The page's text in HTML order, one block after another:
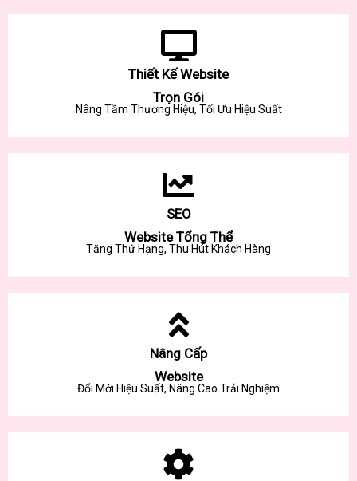
Thiết Kế Website
Trọn Gói
Nâng Tầm Thương Hiệu, Tối Ưu Hiệu Suất
SEO
Website Tổng Thể
Tăng Thứ Hạng, Thu Hút Khách Hàng
Nâng Cấp
Website
Đổi Mới Hiệu Suất, Nâng Cao Trải Nghiệm